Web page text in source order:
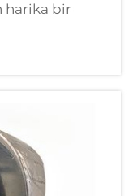
harika bir
herhangi bir
kaliteli